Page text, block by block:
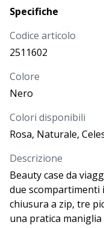
9,000€
Specifiche
Codice articolo
2511602
Colore
Nero
Colori disponibili
Rosa, Naturale,
Descrizione
Beauty case da
due scompartimenti
chiusura a zip, tre
una pratica